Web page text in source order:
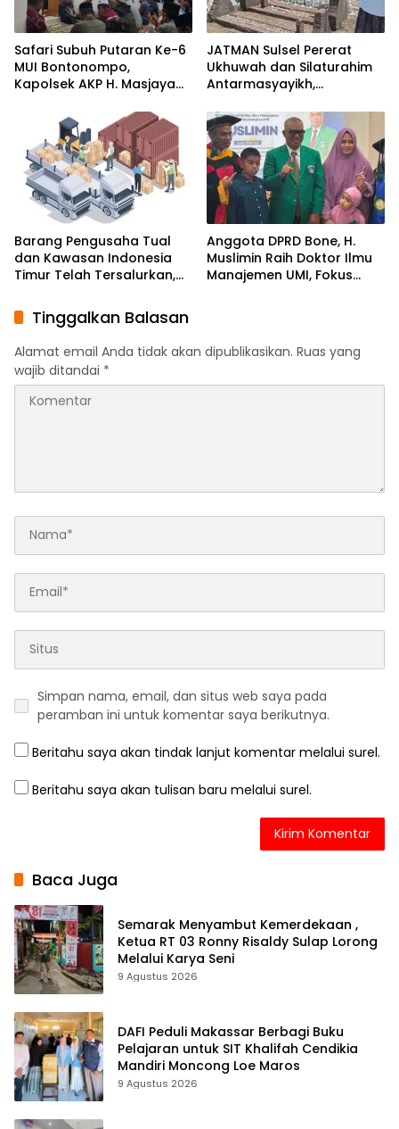
Safari Subuh Putaran Ke-6
MUI Bontonompo,
Kapolsek AKP H. Masjaya
Masyarakat Jaga
Kamtibmas
JATMAN Sulsel Pererat
Ukhuwah dan Silaturahim
Antarmasyayikh,
Ikhwan-Akhwat Thariqah
Barang Pengusaha Tual
dan Kawasan Indonesia
Timur Telah Tersalurkan,
Langkah Penyelesaian PT
Afid Logistik dan PT Tanto
Intim Line
Anggota DPRD Bone, H.
Muslimin Raih Doktor Ilmu
Manajemen UMI, Fokus
Tinggalkan Balasan
Alamat email Anda tidak akan dipublikasikan. Ruas yang
wajib ditandai *
Simpan nama, email, dan situs web saya pada
peramban ini untuk komentar saya berikutnya.
Beritahu saya akan tindak lanjut komentar melalui surel.
Beritahu saya akan tulisan baru melalui surel.
Baca Juga
Semarak Menyambut Kemerdekaan ,
Ketua RT 03 Ronny Risaldy Sulap Lorong
Melalui Karya Seni
9 Agustus 2026
DAFI Peduli Makassar Berbagi Buku
Pelajaran untuk SIT Khalifah Cendikia
Mandiri Moncong Loe Maros
9 Agustus 2026